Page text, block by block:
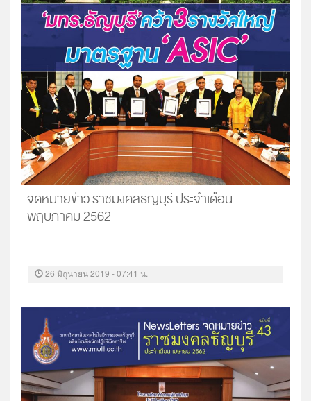
จดหมายข่าว ราชมงคลธัญบุรี ประจำเดือน
พฤษภาคม 2562
26 มิถุนายน 2019 - 07:41 น.